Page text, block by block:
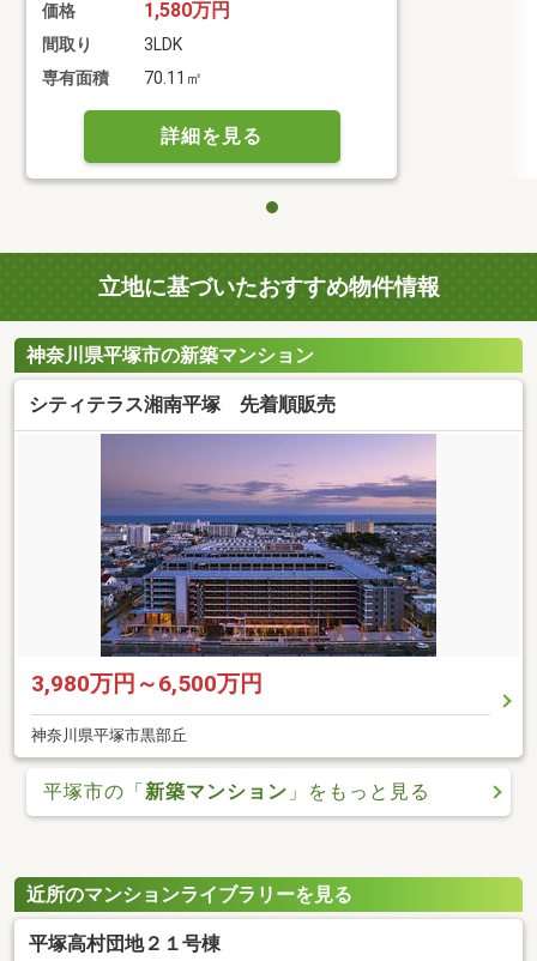
価格 1,580万円
間取り
3LDK
専有面積
70.11㎡
詳細を見る
立地に基づいたおすすめ物件情報
神奈川県平塚市の新築マンション
シティテラス湘南平塚 先着順販売
3,980万円～6,500万円
神奈川県平塚市黒部丘
平塚市の「新築マンション 」をもっと見る
近所のマンションライブラリーを見る
平塚高村団地２１号棟